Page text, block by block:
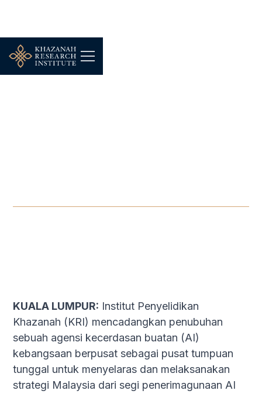
KUALA LUMPUR: Institut Penyelidikan
Khazanah (KRI) mencadangkan penubuhan
sebuah agensi kecerdasan buatan (AI)
kebangsaan berpusat sebagai pusat tumpuan
tunggal untuk menyelaras dan melaksanakan
strategi Malaysia dari segi penerimagunaan AI